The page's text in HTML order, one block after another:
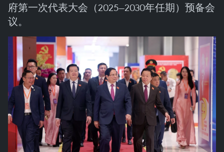
府第一次代表大会（2025—2030年任期）预备会
议。